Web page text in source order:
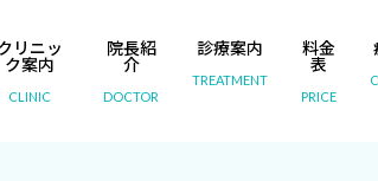
リニッ
ク案内
CLINIC
院長紹
介
DOCTOR
診療案内
TREATMENT
料金
表
PRICE